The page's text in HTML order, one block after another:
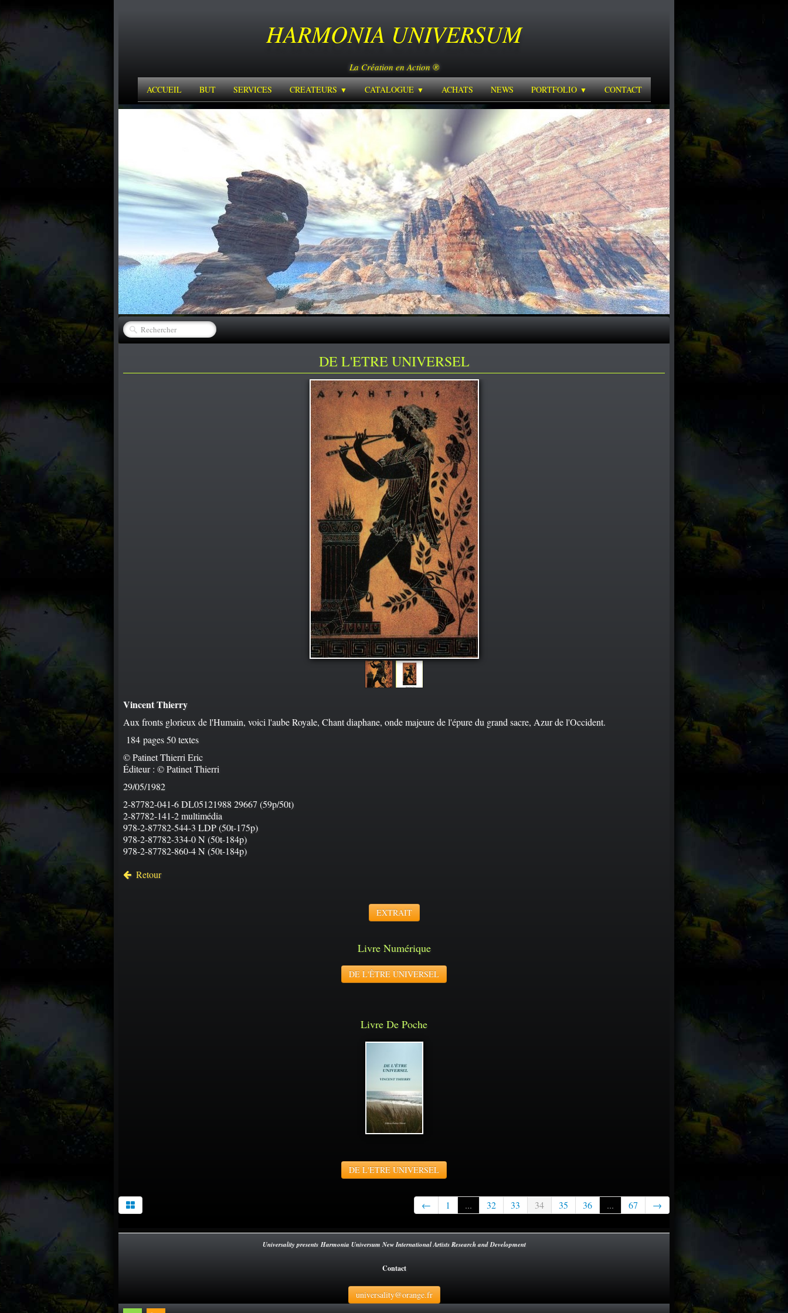
HARMONIA UNIVERSUM
La Création en Action ®
ACCUEIL BUT SERVICES CREATEURS▼ CATALOGUE▼ ACHATS NEWS PORTFOLIO▼ CONTACT
DE L'ETRE UNIVERSEL
Vincent Thierry
Aux fronts glorieux de l'Humain, voici l'aube Royale, Chant diaphane, onde majeure de l'épure du grand sacre, Azur de l'Occident.
184 pages 50 textes
© Patinet Thierri Eric
Éditeur : © Patinet Thierri
29/05/1982
2-87782-041-6 DL05121988 29667 (59p/50t)
2-87782-141-2 multimédia
978-2-87782-544-3 LDP (50t-175p)
978-2-87782-334-0 N (50t-184p)
978-2-87782-860-4 N (50t-184p)
Retour
EXTRAIT
Livre Numérique
DE L'ÊTRE UNIVERSEL
Livre De Poche
DE L'ETRE UNIVERSEL
← 1 ... 32 33 34 35 36 ... 67 →
Universality presents Harmonia Universum New International Artists Research and Development
Contact
universality@orange.fr